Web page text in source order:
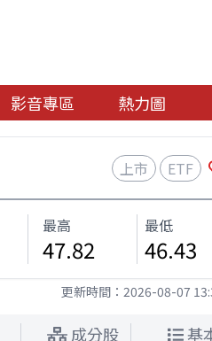
影音專區 熱力圖
上市 ETF
最高
47.82
最低
46.43
更新時間： 2026-08-07
成分股 基